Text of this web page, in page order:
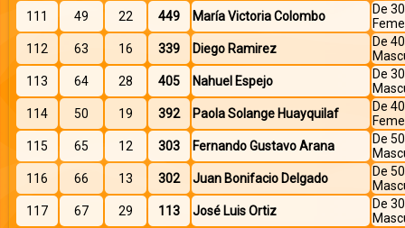
111
49 22 449 María Victoria Colombo
De
112
63 16 339 Diego Ramirez
De
113
64 28 405 Nahuel Espejo
De
114
50 19 392 Paola Solange Huayquilaf
De
115
65 12 303 Fernando Gustavo Arana
De
116
66 13 302 Juan Bonifacio Delgado
De
117
67 29 113 José Luis Ortiz
De